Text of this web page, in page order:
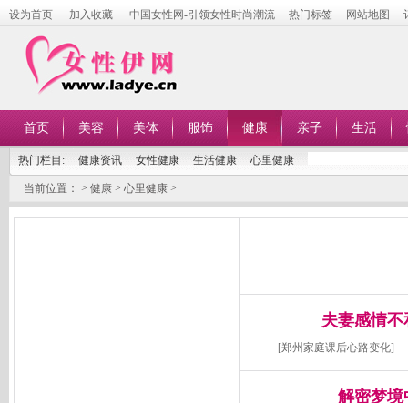
设为首页 加入收藏 中国女性网-引领女性时尚潮流 热门标签 网站地图
首页 美容 美体 服饰 健康 亲子 生活
热门栏目: 健康资讯 女性健康 生活健康 心里健康
当前位置： > 健康 > 心里健康 >
夫妻感情
[郑州家庭课后心路变化]
解密梦境